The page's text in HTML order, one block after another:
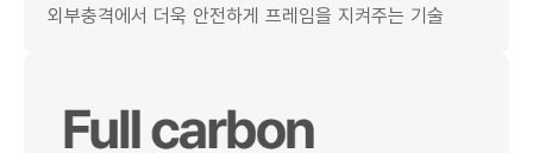
외부충격에서 더욱 안전하게 프레임을 지켜주는 기술